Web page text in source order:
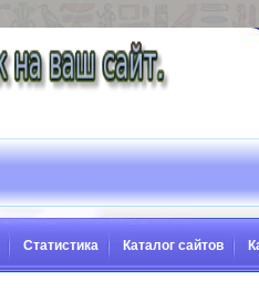
Статистика Каталог сайтов